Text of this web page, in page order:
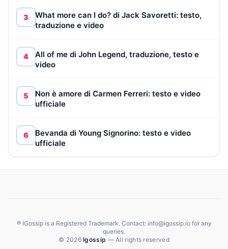
3
What more can I do? di Jack Savoretti: testo,
traduzione e video
4
All of me di John Legend, traduzione, testo e
video
5
Non è amore di Carmen Ferreri: testo e video
ufficiale
6
Bevanda di Young Signorino: testo e video
ufficiale
® IGossip is a Registered Trademark. Contact: info@igossip.io for any
queries.
© 2026Igossip — All rights reserved